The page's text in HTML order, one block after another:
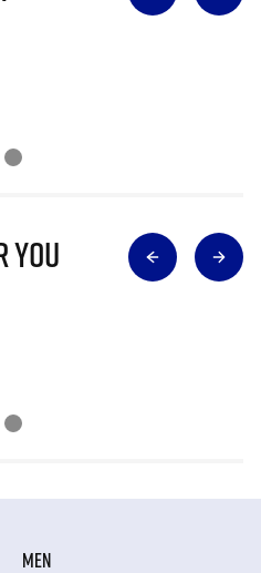
you
MEN